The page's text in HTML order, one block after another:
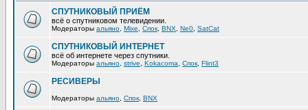
СПУТНИКОВЫЙ ПРИЁМ
всё о спутниковом телевидении.
Модераторы альяно Mixe Спок BNX Ne0 SatCat
СПУТНИКОВЫЙ ИНТЕРНЕТ
всё об интернете через спутники.
Модераторы альяно strive Kokacoma Спок Flint3
РЕСИВЕРЫ
Модераторы альяно Спок BNX